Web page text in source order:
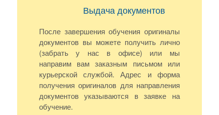
Выдача документов
После завершения обучения оригиналы
документов вы можете получить лично
(забрать у нас в офисе) или мы
направим вам заказным письмом или
курьерской службой. Адрес и форма
получения оригиналов для направления
документов указываются в заявке на
обучение.